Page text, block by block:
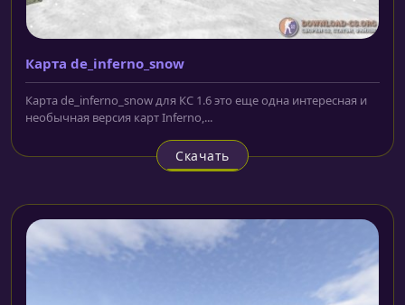
Карта de_inferno_snow
Карта de_inferno_snow для КС 1.6 это еще одна интересная и
необычная версия карт Inferno,...
Скачать